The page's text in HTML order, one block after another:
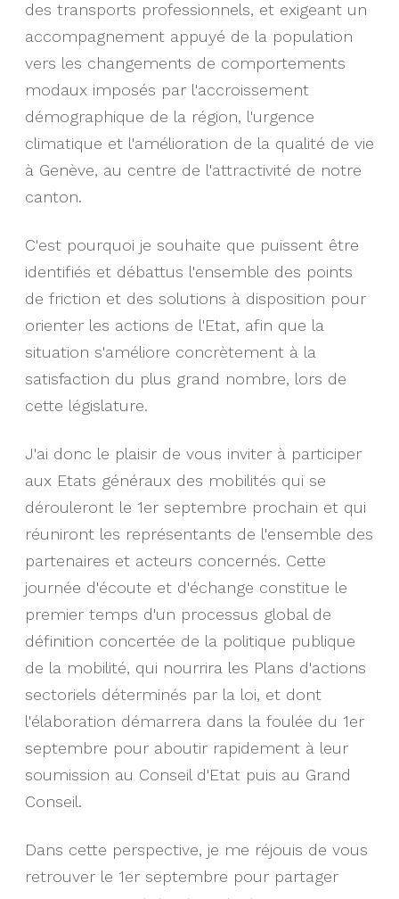
des transports professionnels, et exigeant un
accompagnement appuyé de la population
vers les changements de comportements
modaux imposés par l'accroissement
démographique de la région, l'urgence
climatique et l'amélioration de la qualité de vie
à Genève, au centre de l'attractivité de notre
canton.
C'est pourquoi je souhaite que puissent être
identifiés et débattus l'ensemble des points
de friction et des solutions à disposition pour
orienter les actions de l'Etat, afin que la
situation s'améliore concrètement à la
satisfaction du plus grand nombre, lors de
cette législature.
J'ai donc le plaisir de vous inviter à participer
aux Etats généraux des mobilités qui se
dérouleront le 1er septembre prochain et qui
réuniront les représentants de l'ensemble des
partenaires et acteurs concernés. Cette
journée d'écoute et d'échange constitue le
premier temps d'un processus global de
définition concertée de la politique publique
de la mobilité, qui nourrira les Plans d'actions
sectoriels déterminés par la loi, et dont
l'élaboration démarrera dans la foulée du 1er
septembre pour aboutir rapidement à leur
soumission au Conseil d'Etat puis au Grand
Conseil.
Dans cette perspective, je me réjouis de vous
retrouver le 1er septembre pour partager